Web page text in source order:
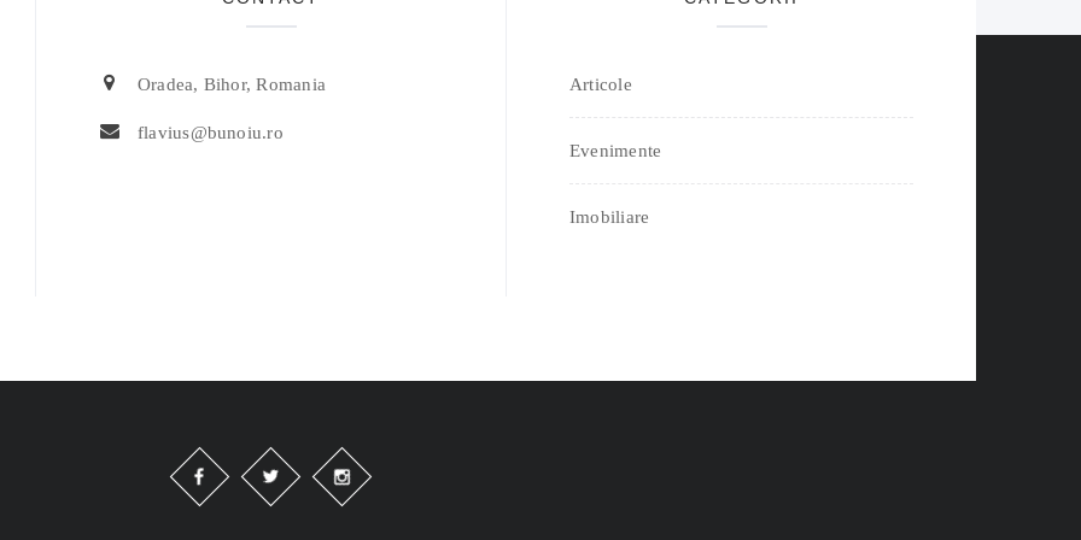
Oradea, Bihor, Romania
flavius@bunoiu.ro
Articole
Evenimente
Imobiliare